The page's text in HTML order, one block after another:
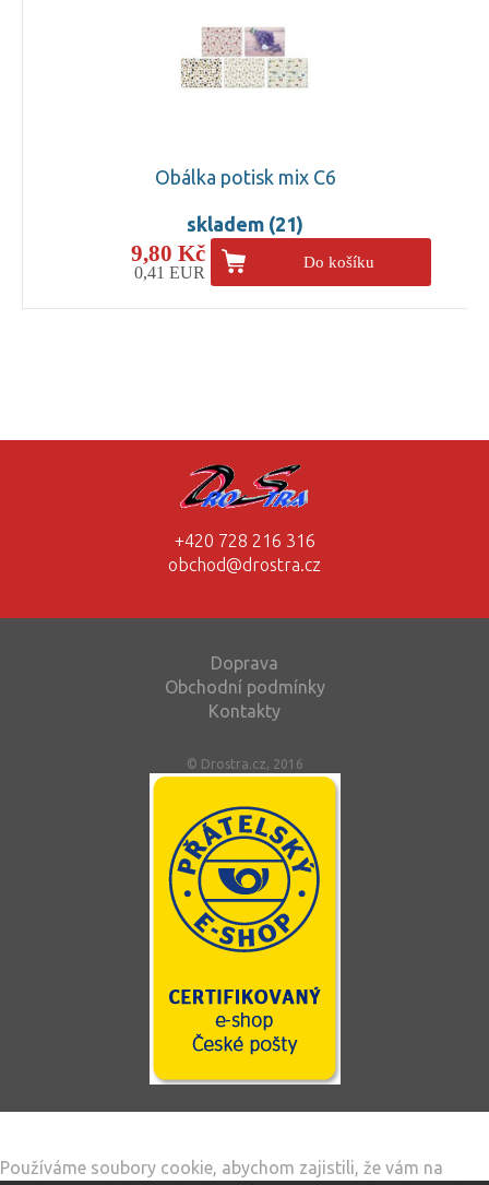
Obálka potisk mix C6
skladem (21)
9,80 Kč
0,41 EUR
Do košíku
+420 728 216 316
obchod@drostra.cz
Doprava
Obchodní podmínky
Kontakty
© Drostra.cz, 2016
Používáme soubory cookie, abychom zajistili, že vám na